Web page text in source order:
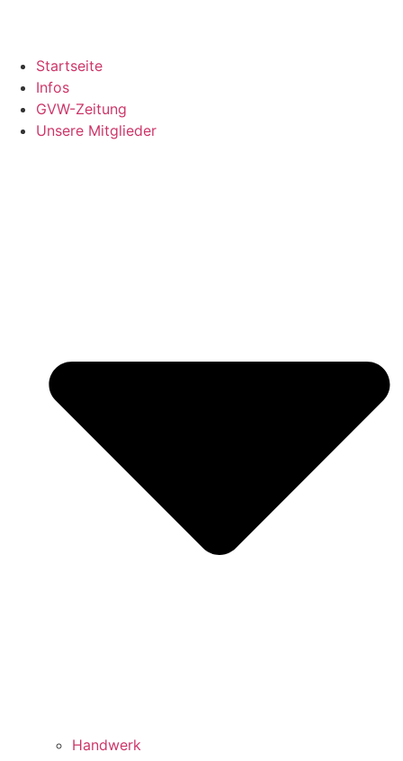
Startseite
Infos
GVW-Zeitung
Unsere Mitglieder
Handwerk